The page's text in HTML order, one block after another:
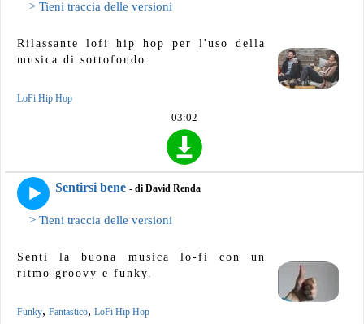
> Tieni traccia delle versioni
Rilassante lofi hip hop per l'uso della
musica di sottofondo.
LoFi Hip Hop
03:02
Sentirsi bene - di David Renda
> Tieni traccia delle versioni
Senti la buona musica lo-fi con un
ritmo groovy e funky.
Funky, Fantastico, LoFi Hip Hop